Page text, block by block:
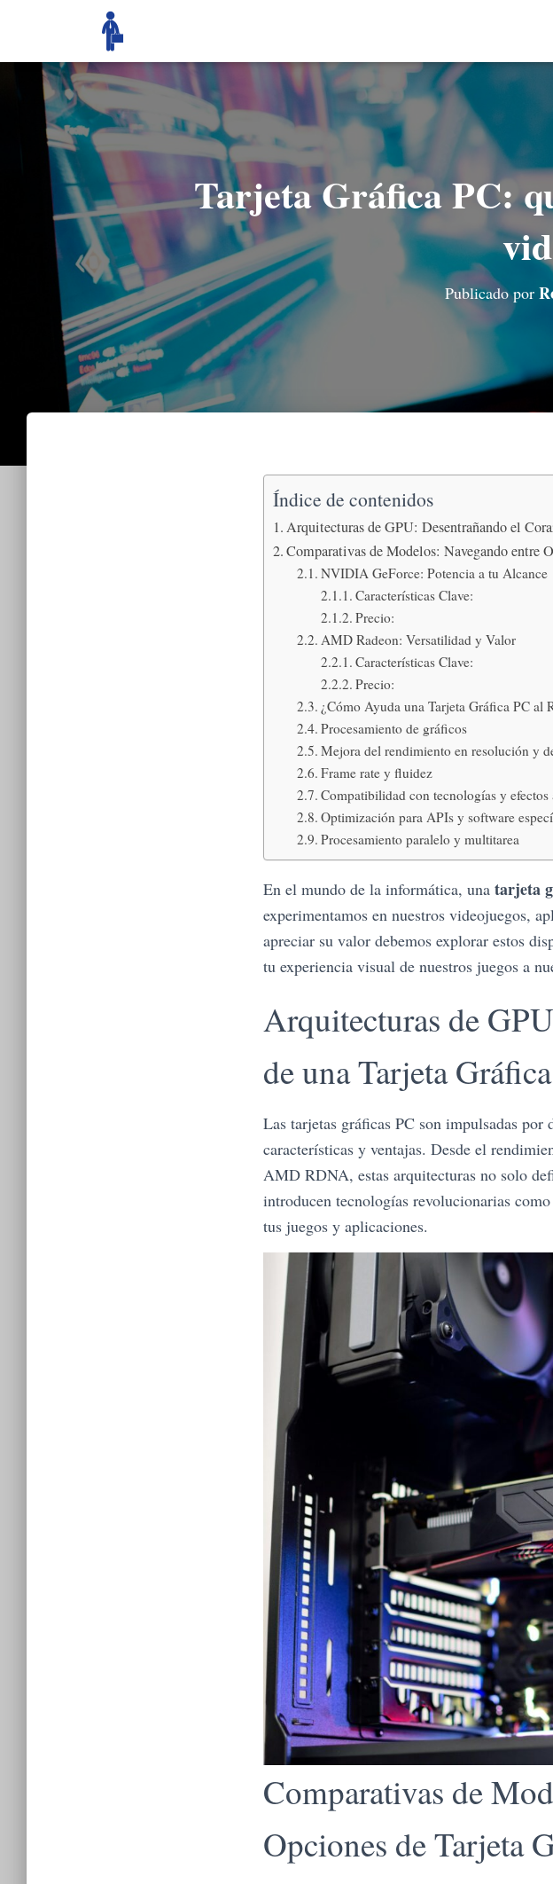
Tarjeta Gráfica PC:
Publicado por
Índice de contenidos
Arquitecturas de GPU: Desentrañando el
Comparativas de Modelos: Navegando entre
NVIDIA GeForce: Potencia a tu Alcance
Características Clave:
Precio:
AMD Radeon: Versatilidad y Valor
Características Clave:
Precio:
¿Cómo Ayuda una Tarjeta Gráfica PC al
Procesamiento de gráficos
Mejora del rendimiento en resolución y
Frame rate y fluidez
Compatibilidad con tecnologías y efectos
Optimización para APIs y software
Procesamiento paralelo y multitarea
En el mundo de la informática, una tarjeta
experimentamos en nuestros videojuegos,
apreciar su valor debemos explorar estos
tu experiencia visual de nuestros juegos a
Arquitecturas de
de una Tarjeta
Las tarjetas gráficas PC son impulsadas por
características y ventajas. Desde el
AMD RDNA, estas arquitecturas no solo
introducen tecnologías revolucionarias
tus juegos y aplicaciones.
Comparativas de
Opciones de Tarjeta